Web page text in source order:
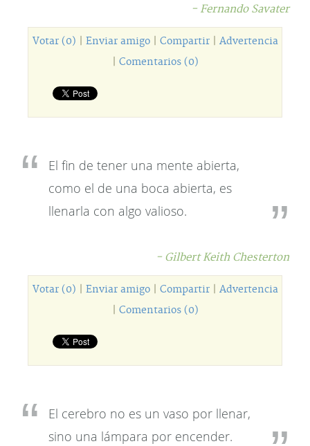
- Fernando Savater
Votar (0) Enviar amigo| Compartir| Advertencia
Comentarios (0)
El fin de tener una mente abierta,
como el de una boca abierta, es
llenarla con algo valioso.
- Gilbert Keith Chesterton
Votar (0) Enviar amigo| Compartir| Advertencia
Comentarios (0)
El cerebro no es un vaso por llenar,
sino una lámpara por encender.